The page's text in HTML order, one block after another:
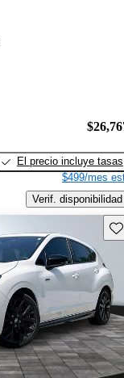
El precio incluye tasas
$499/mes
Verif. disponibilidad